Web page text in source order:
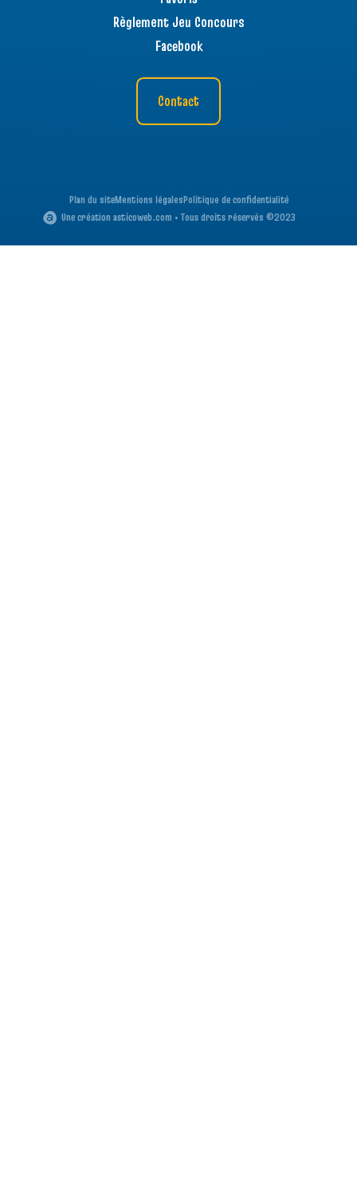
Règlement Jeu Concours
Facebook
Contact
Plan du siteMentions légalesPolitique de confidentialité
Une création asticoweb.com • Tous droits réservés ©2023